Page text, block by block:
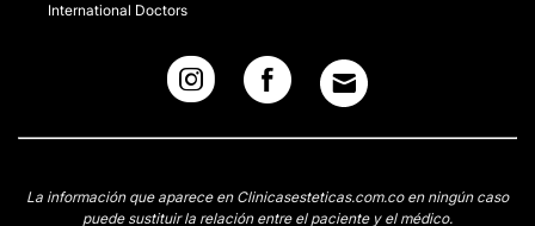
International Doctors
La información que aparece en Clinicasesteticas.com.co en ningún caso
puede sustituir la relación entre el paciente y el médico.